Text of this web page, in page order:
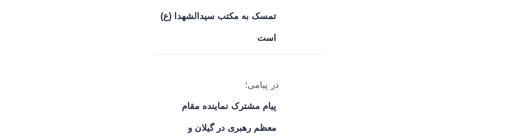
تمسک به مکتب سیدالشهدا (ع)
است
در پیامی؛
پیام مشترک نماینده مقام
معظم رهبری در گیلان و